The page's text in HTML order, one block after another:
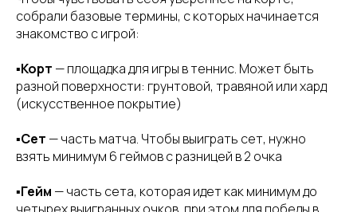
собрали базовые термины, с которых начинается
знакомство с игрой:
▪️Корт — площадка для игры в теннис. Может быть
разной поверхности: грунтовой, травяной или хард
(искусственное покрытие)
▪️Сет — часть матча. Чтобы выиграть сет, нужно
взять минимум 6 геймов с разницей в 2 очка
▪️Гейм — часть сета, которая идет как минимум до